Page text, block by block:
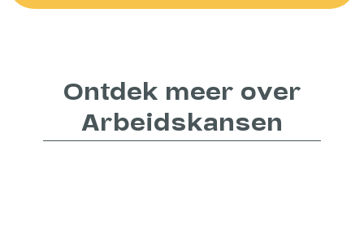
Ontdek meer over
Arbeidskansen